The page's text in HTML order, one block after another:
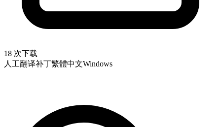
18 次下载
人工翻译补丁繁體中文Windows